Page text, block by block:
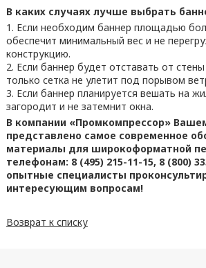
В каких случаях лучше выбрать
Если необходим баннер площадью
обеспечит минимальный вес и не
конструкцию.
Если баннер будет отставать от
только сетка не улетит под порывом
Если баннер планируется вешать на
загородит и не затемнит окна.
В компании «Промкомпрессор»
представлено самое современное
материалы для широкоформатной
телефонам: 8 (495) 215-11-15, 8 (800)
опытные специалисты
интересующим вопросам!
Возврат к списку